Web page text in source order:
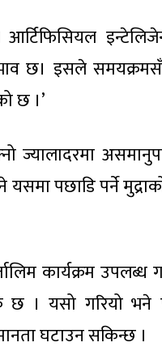
छ। इसले
छ ।’
ज्यालादरमा
पछाडि पर्ने
कार्यक्रम उपलब्ध
छ । यसो गरियो
घटाउन सकिन्छ ।